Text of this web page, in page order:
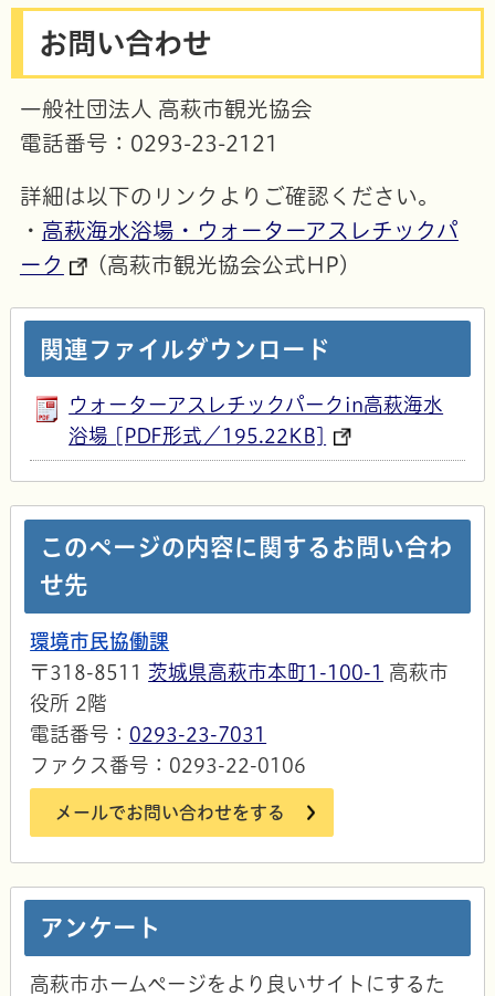
お問い合わせ
一般社団法人 高萩市観光協会
電話番号：0293-23-2121
詳細は以下のリンクよりご確認ください。
・ 高萩海水浴場・ウォーターアスレチックパ
ーク
(高萩市観光協会公式HP)
関連ファイルダウンロード
ウォーターアスレチックパークin高萩海水
浴場 [PDF形式／195.22KB]
このページの内容に関するお問い合わ
せ先
環境市民協働課
〒318-8511 茨城県高萩市本町1-100-1 高萩市
役所 2階
電話番号： 0293-23-7031
ファクス番号：0293-22-0106
メールでお問い合わせをする
アンケート
高萩市ホームページをより良いサイトにするた